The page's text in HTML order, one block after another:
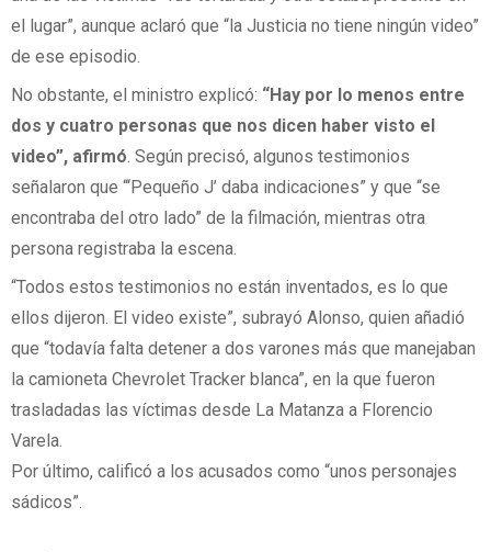
el lugar”, aunque aclaró que “la Justicia no tiene ningún video”
de ese episodio.
No obstante, el ministro explicó: “Hay por lo menos entre
dos y cuatro personas que nos dicen haber visto el
video”, afirmó. Según precisó, algunos testimonios
señalaron que “‘Pequeño J’ daba indicaciones” y que “se
encontraba del otro lado” de la filmación, mientras otra
persona registraba la escena.
“Todos estos testimonios no están inventados, es lo que
ellos dijeron. El video existe”, subrayó Alonso, quien añadió
que “todavía falta detener a dos varones más que manejaban
la camioneta Chevrolet Tracker blanca”, en la que fueron
trasladadas las víctimas desde La Matanza a Florencio
Varela.
Por último, calificó a los acusados como “unos personajes
sádicos”.